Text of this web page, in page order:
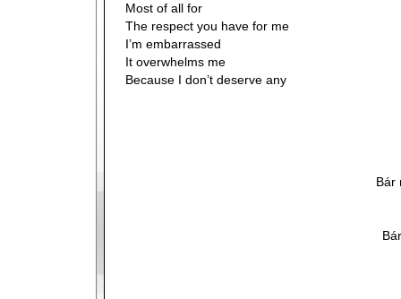
Most of all for
The respect you have for me
I’m embarrassed
It overwhelms me
Because I don’t deserve any
Bár